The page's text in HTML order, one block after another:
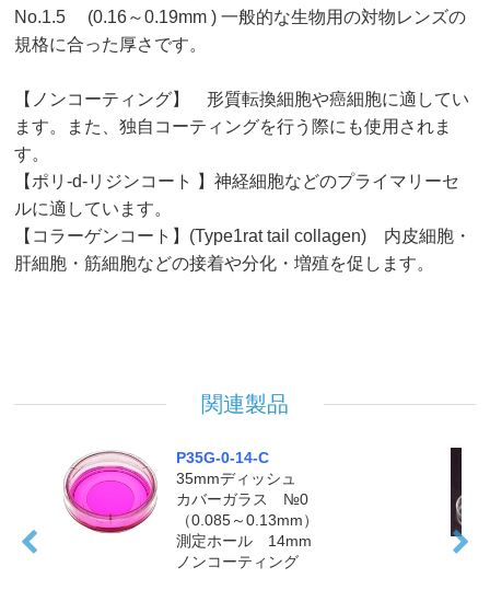
No.1.5 (0.16～0.19mm ) 一般的な生物用の対物レンズの
規格に合った厚さです。
【ノンコーティング】 形質転換細胞や癌細胞に適してい
ます。また、独自コーティングを行う際にも使用されま
す。
【ポリ-d-リジンコート 】神経細胞などのプライマリーセ
ルに適しています。
【コラーゲンコート】(Type1rat tail collagen) 内皮細胞・
肝細胞・筋細胞などの接着や分化・増殖を促します。
関連製品
P35G-0-14-C
35mmディッシュ
カバーガラス №0
（0.085～0.13mm）
測定ホール 14mm
ノンコーティング
P35G-1.5-14-C
35mmディッシュ
（0.16～0.19mm）
測定ホール 14mm
製品を見る